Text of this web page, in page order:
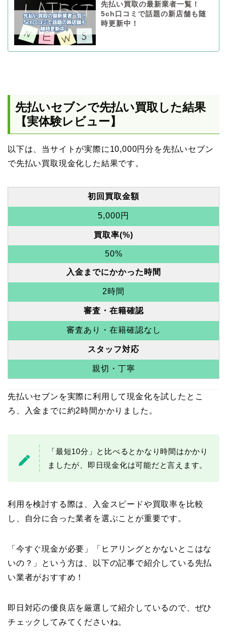
先払い買取の最新業者一覧！
5ch口コミで話題の新店舗も随
時更新中！
先払いセブンで先払い買取した結果
【実体験レビュー】
以下は、当サイトが実際に10,000円分を先払いセブン
で先払い買取現金化した結果です。
初回買取金額
5,000円
買取率(%)
50%
入金までにかかった時間
2時間
審査・在籍確認
審査あり・在籍確認なし
スタッフ対応
親切・丁寧
先払いセブンを実際に利用して現金化を試したとこ
ろ、入金までに約2時間かかりました。
「最短10分」と比べるとかなり時間はかかり
ましたが、即日現金化は可能だと言えます。
利用を検討する際は、入金スピードや買取率を比較
し、自分に合った業者を選ぶことが重要です。
「今すぐ現金が必要」「ヒアリングとかないとこはな
いの？」という方は、以下の記事で紹介している先払
い業者がおすすめ！
即日対応の優良店を厳選して紹介しているので、ぜひ
チェックしてみてくださいね。